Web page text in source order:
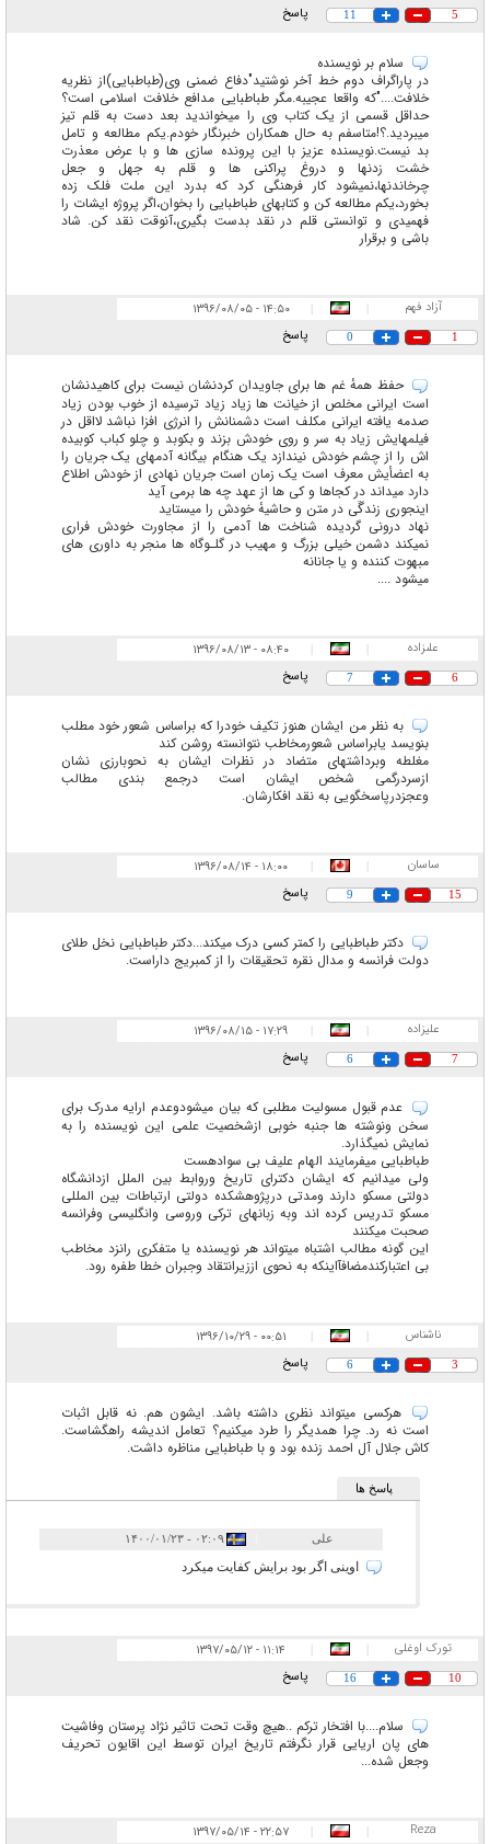
5
11 پاسخ
سلام بر نویسنده
در پاراگراف دوم خط آخر نوشتید"دفاع ضمنی وی(طباطبایی)از نظریه
خلافت...."که واقعا عجیبه.مگر طباطبایی مدافع خلافت اسلامی است؟
حداقل قسمی از یک کتاب وی را میخواندید بعد دست به قلم تیز
میبردید.؟!متاسفم به حال همکاران خبرنگار خودم.یکم مطالعه و تامل
بد نیست‌.نویسنده عزیز با این پرونده سازی ها و با عرض معذرت
خشت زدنها و دروغ پراکنی ها و قلم به جهل و جعل
چرخاندنها،نمیشود کار فرهنگی کرد که بدرد این ملت فلک زده
بخورد،یکم مطالعه کن و کتابهای طباطبایی را بخوان،اگر پروژه ایشات را
فهمیدی و توانستی قلم در نقد بدست بگیری،آنوقت نقد کن. شاد
باشی و برقرار
آزاد فهم ۱۴:۵۰ - ۱۳۹۶/۰۸/۰۵
1
0 پاسخ
حفظ همهٔ غم ها برای جاویدان کردنشان نیست برای کاهیدنشان
است ایرانی مخلص از خیانت ها زیاد زیاد ترسیده از خوب بودن زیاد
صدمه یافته ایرانی مکلف است دشمنانش را انرژی افزا نباشد لااقل در
فیلمهایش زیاد به سر و روی خودش بزند و بکوبد و چلو کباب کوبیده
اش را از چشم خودش نیندازد یک هنگام بیگانه آدمهای یک جریان را
به اعضأیش معرف است یک زمان است جریان نهادی از خودش اطلاع
دارد میداند در کجاها و کی ها از عهد چه ها برمی آید
اینجوری زندڱی در متن و حاشیهٔ خودش را میستاید
نهاد درونی گردیده شناخت ها آدمی را از مجاورت خودش فراری
نمیکند دشمن خیلی بزرگ و مهیب در گلـوگاه ها منجر به داوری های
مبهوت کننده و یا جانانه
میشود ....
علىزاده |
| ۰۸:۴۰ - ۱۳۹۶/۰۸/۱۳
6
7 پاسخ
به نظر من ايشان هنوز تكيف خودرا كه براساس شعور خود مطلب
بنويسد يابراساس شعورمخاطب نتوانسته روشن كند
مغلطه وبرداشتهاى متضاد در نظرات ايشان به نحوبارزى نشان
ازسردرگمى شخص ايشان است درجمع بندى مطالب
وعجزدرپاسخگويى به نقد افكارشان.
ساسان |
| ۱۸:۰۰ - ۱۳۹۶/۰۸/۱۴
15
9 پاسخ
دکتر طباطبایی را کمتر کسی درک میکند...دکتر طباطبایی نخل طلای
دولت فرانسه و مدال نقره تحقیقات را از کمبریج داراست.
علیزاده ۱۷:۲۹ - ۱۳۹۶/۰۸/۱۵
7
6 پاسخ
عدم قبول مسولیت مطلبی که بیان میشودوعدم ارایه مدرک برای
سخن ونوشته ها جنبه خوبی ازشخصیت علمی این نویسنده را به
نمایش نمیگذارد.
طباطبایی میفرمایند الهام علیف بی سوادهست
ولی میدانیم که ایشان دکترای تاریخ وروابط بین الملل ازدانشگاه
دولتی مسکو دارند ومدتی درپژوهشکده دولتی ارتباطات بین المللی
مسکو تدریس کرده اند وبه زبانهای ترکی وروسی وانگلیسی وفرانسه
صحبت میکنند
این گونه مطالب اشتباه میتواند هر نویسنده یا متفکری رانزد مخاطب
بی اعتبارکندمضافآاینکه به نحوی اززیرانتقاد وجبران خطا طفره رود.
ناشناس |
| ۰۰:۵۱ - ۱۳۹۶/۱۰/۲۹
3
6 پاسخ
هرکسی میتواند نظری داشته باشد. ایشون هم. نه قابل اثبات
است نه رد. چرا همدیگر را طرد میکنیم؟ تعامل اندیشه راهگشاست.
کاش جلال آل احمد زنده بود و با طباطبایی مناظره داشت.
پاسخ ها
علی ۰۲:۰۹ - ۱۴۰۰/۰۱/۲۳
اوینی اگر بود برایش کفایت میکرد
تورک اوغلی |
| ۱۱:۱۴ - ۱۳۹۷/۰۵/۱۲
10
16 پاسخ
سلام....با افتخار ترکم ..هیچ وقت تحت تاثیر نژاد پرستان وفاشیت
های پان اریایی قرار نگرفتم تاریخ ایران توسط این اقایون تحریف
وجعل شده...
Reza ۲۲:۵۷ - ۱۳۹۷/۰۵/۱۴